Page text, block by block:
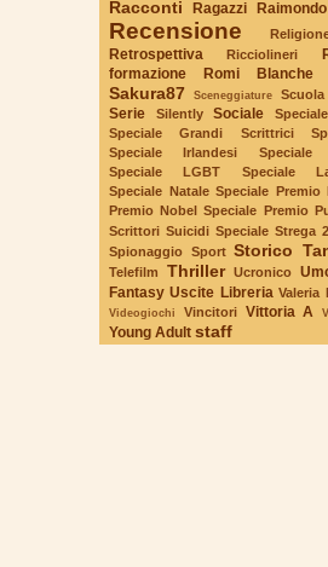
Racconti Ragazzi
Recensione
Retrospettiva Ricciolineri
formazione
Romi Blanche
Sakura87 Sceneggiature Scuola
Serie
Silently Sociale
Speciale Grandi Scrittrici
Speciale Irlandesi
Speciale
Speciale LGBT
Speciale
Speciale Natale Speciale Premio
Premio Nobel Speciale Premio
Scrittori Suicidi Speciale Strega
Spionaggio Sport Storico
Telefilm
Thriller Ucronico
Fantasy Uscite Libreria Valeria
Videogiochi Vincitori Vittoria A
Young Adult staff